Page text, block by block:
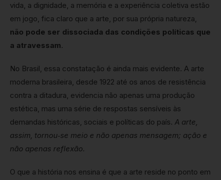
vida, a dignidade, a memória e a experiência coletiva estão
em jogo, fica claro que a arte, por sua própria natureza,
não pode ser dissociada das condições políticas que
a atravessam.
No Brasil, essa constatação é ainda mais evidente. A arte
moderna brasileira, desde 1922 até os anos de resistência
contra a ditadura, evidencia não apenas uma produção
estética, mas uma série de respostas sensíveis às
demandas históricas, sociais e políticas do país. A arte,
assim, tornou‑se meio e não apenas mensagem; ação e
não apenas reflexão.
O que a história nos ensina é que a arte reside no ponto em